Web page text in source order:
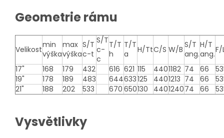
Geometrie rámu
Velikostmin
výška
max
výška
S/T
c-t
S/T
c-
c
T/T
h
T/T
a
H/TtC/S W/B S/T
ang.
H/T
ang.F/
17"
168 179 432 616 621 115 4401182 74 66
19"
178 189 483 644633125 4401213 74 66
21"
188 202 533 670 650130 440124074 66
Vysvětlivky